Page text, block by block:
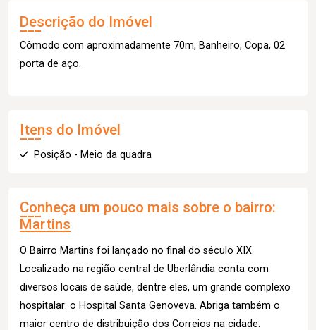
Descrição do Imóvel
Cômodo com aproximadamente 70m, Banheiro, Copa, 02
porta de aço.
Itens do Imóvel
Posição - Meio da quadra
Conheça um pouco mais sobre o bairro:
Martins
O Bairro Martins foi lançado no final do século XIX.
Localizado na região central de Uberlândia conta com
diversos locais de saúde, dentre eles, um grande complexo
hospitalar: o Hospital Santa Genoveva. Abriga também o
maior centro de distribuição dos Correios na cidade.